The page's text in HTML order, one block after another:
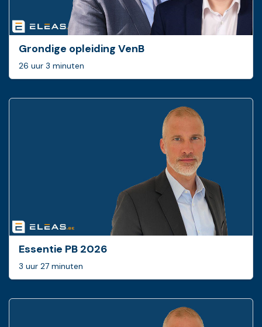
Grondige opleiding VenB
26 uur 3 minuten
Essentie PB 2026
3 uur 27 minuten